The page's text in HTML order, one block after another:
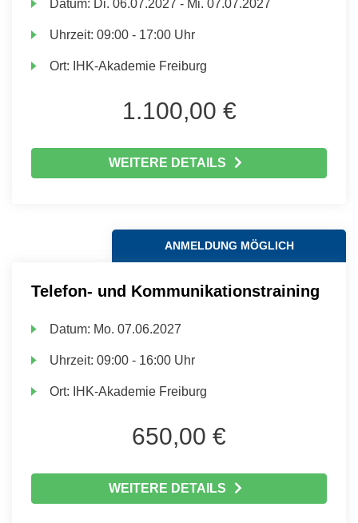
Datum: Di. 06.07.2027 - Mi. 07.07.2027
Uhrzeit:09:00 - 17:00 Uhr
Ort: IHK-Akademie Freiburg
1.100,00 €
WEITERE DETAILS
ANMELDUNG MÖGLICH
Telefon- und Kommunikationstraining
Datum: Mo. 07.06.2027
Uhrzeit:09:00 - 16:00 Uhr
Ort: IHK-Akademie Freiburg
650,00 €
WEITERE DETAILS